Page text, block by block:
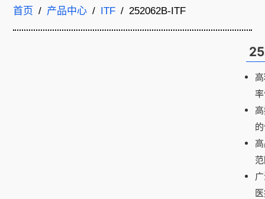
首页 / 产品中心 / ITF / 252062B-ITF